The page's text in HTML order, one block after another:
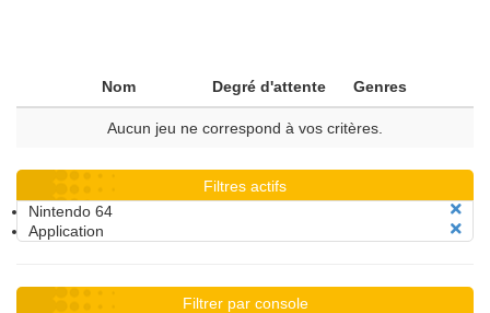
Nom Degré d'attente Genres
Aucun jeu ne correspond à vos critères.
Filtres actifs
Nintendo 64
Application
Filtrer par console